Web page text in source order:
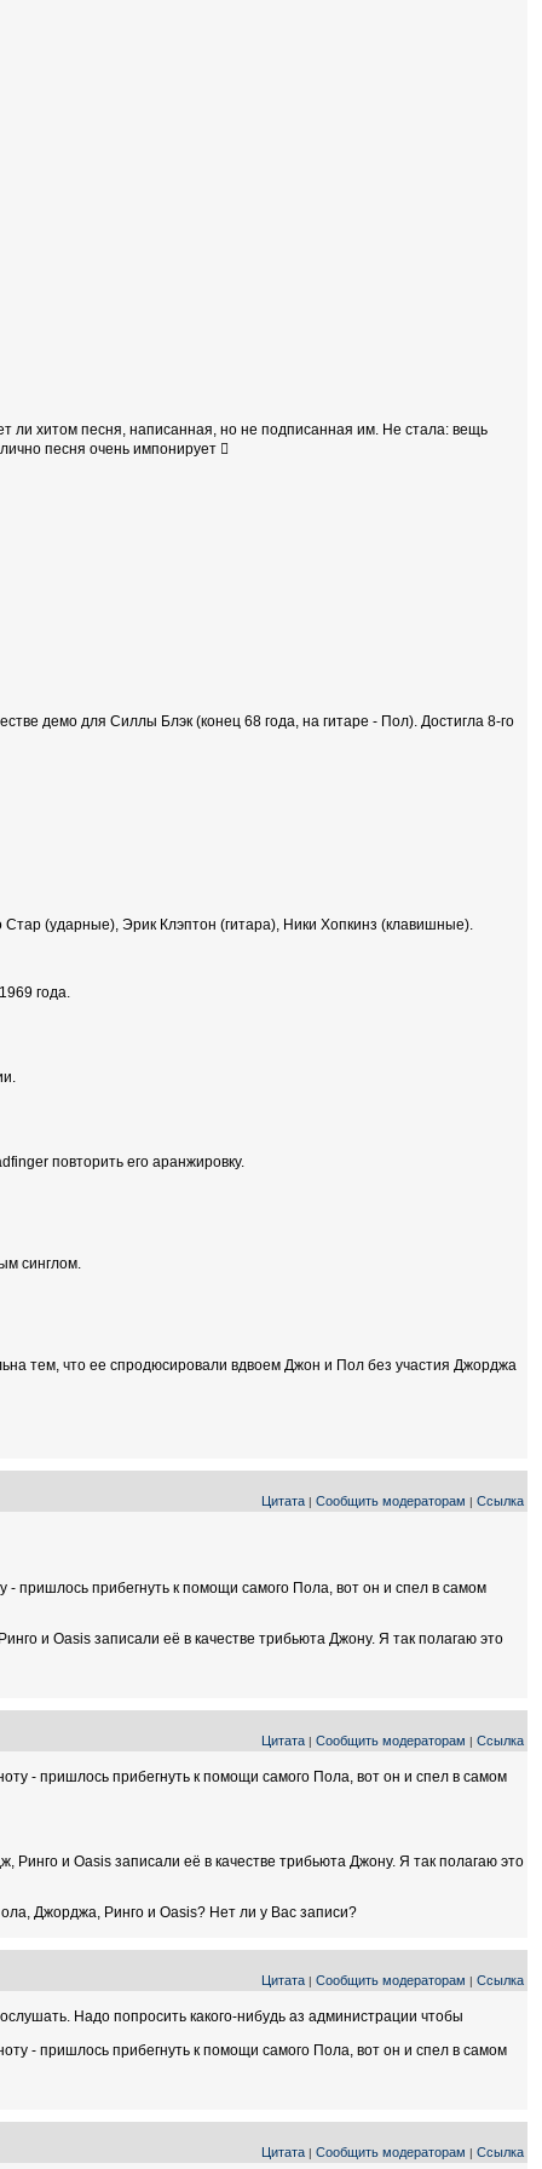
ли хитом песня, написанная, но не подписанная им. Не стала: вещь
песня очень импонирует 
демо для Силлы Блэк (конец 68 года, на гитаре - Пол). Достигла 8-го
(ударные), Эрик Клэптон (гитара), Ники Хопкинз (клавишные).
года.
повторить его аранжировку.
синглом.
тем, что ее спродюсировали вдвоем Джон и Пол без участия Джорджа
Цитата | Сообщить модераторам | Ссылка
- пришлось прибегнуть к помощи самого Пола, вот он и спел в самом
и Oasis записали её в качестве трибьюта Джону. Я так полагаю это
Цитата | Сообщить модераторам | Ссылка
- пришлось прибегнуть к помощи самого Пола, вот он и спел в самом
и Oasis записали её в качестве трибьюта Джону. Я так полагаю это
Джорджа, Ринго и Oasis? Нет ли у Вас записи?
Цитата | Сообщить модераторам | Ссылка
Надо попросить какого-нибудь аз администрации чтобы
- пришлось прибегнуть к помощи самого Пола, вот он и спел в самом
Цитата | Сообщить модераторам | Ссылка